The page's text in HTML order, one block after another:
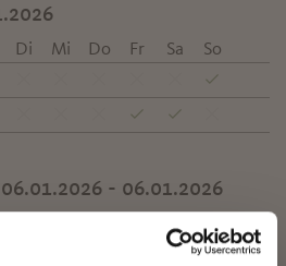
Di Mi Do Fr Sa
So
06.01.2026 - 06.01.2026
Sa
So
✖